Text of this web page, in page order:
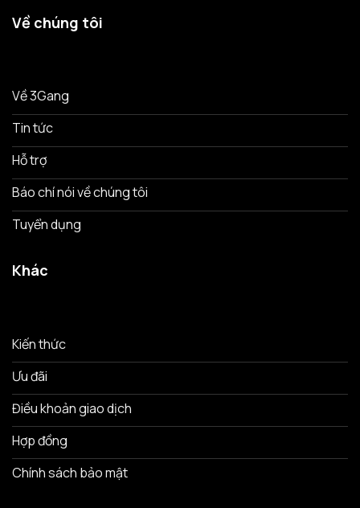
Về chúng tôi
Về 3Gang
Tin tức
Hỗ trợ
Báo chí nói về chúng tôi
Tuyển dụng
Khác
Kiến thức
Ưu đãi
Điều khoản giao dịch
Hợp đồng
Chính sách bảo mật